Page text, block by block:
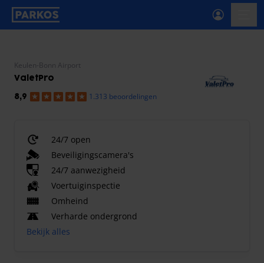
label-voor-primaire-navigatie
Keulen-Bonn Airport
ValetPro
8,9 1.313 beoordelingen
24/7 open
Beveiligingscamera's
24/7 aanwezigheid
Voertuiginspectie
Omheind
Verharde ondergrond
Bekijk alles